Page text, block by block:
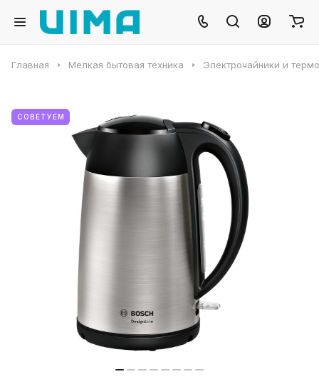
Главная Мелкая бытовая техника Электрочайники и
СОВЕТУЕМ